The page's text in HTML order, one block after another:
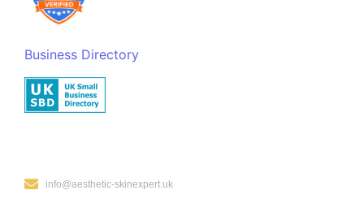
Business Directory
info@aesthetic-skinexpert.uk